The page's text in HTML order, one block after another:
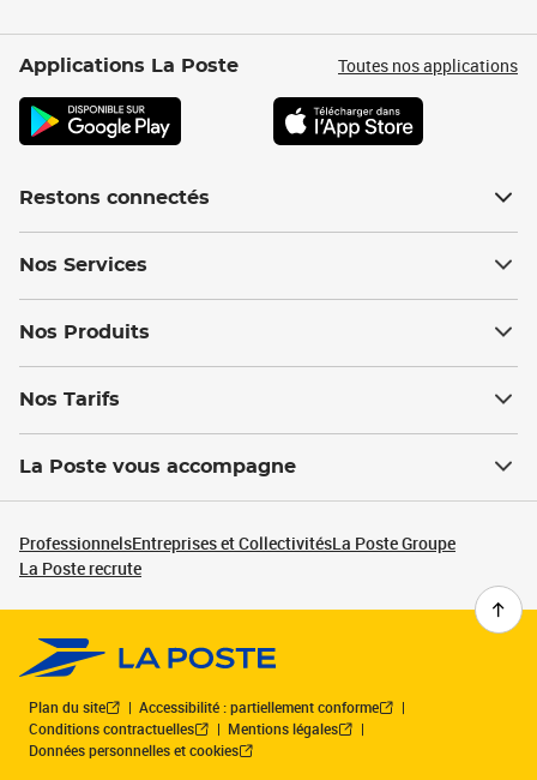
Applications La Poste Toutes nos applications
Restons connectés
Nos Services
Nos Produits
Nos Tarifs
La Poste vous accompagne
ProfessionnelsEntreprises et CollectivitésLa Poste Groupe
La Poste recrute
Plan du site
Accessibilité : partiellement conforme
Conditions contractuelles
Mentions légales
Données personnelles et cookies